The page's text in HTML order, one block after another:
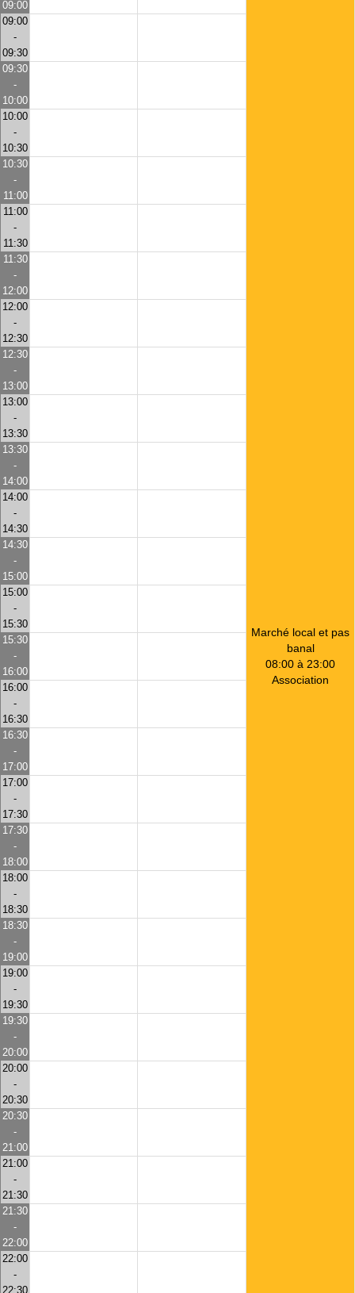
Marché local et pas
banal
08:00 à 23:00
Association
09:00
09:00
-
09:30
09:30
-
10:00
10:00
-
10:30
10:30
-
11:00
11:00
-
11:30
11:30
-
12:00
12:00
-
12:30
12:30
-
13:00
13:00
-
13:30
13:30
-
14:00
14:00
-
14:30
14:30
-
15:00
15:00
-
15:30
15:30
-
16:00
16:00
-
16:30
16:30
-
17:00
17:00
-
17:30
17:30
-
18:00
18:00
-
18:30
18:30
-
19:00
19:00
-
19:30
19:30
-
20:00
20:00
-
20:30
20:30
-
21:00
21:00
-
21:30
21:30
-
22:00
22:00
-
22:30